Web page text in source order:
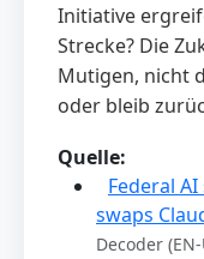
Initiative
Strecke? Die
Mutigen, nicht
oder bleib
Quelle:
Federal
swaps
Decoder